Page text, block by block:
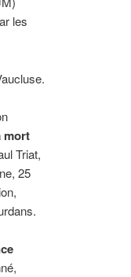
les
mort
Triat,
25